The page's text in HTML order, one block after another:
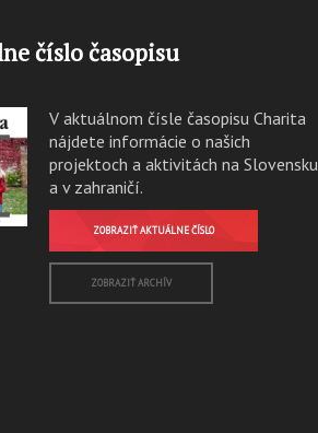
číslo časopisu
V aktuálnom čísle časopisu Charita
nájdete informácie o našich
projektoch a aktivitách na Slovensku
a v zahraničí.
ZOBRAZIŤ AKTUÁLNE ČÍSLO
ZOBRAZIŤ ARCHÍV